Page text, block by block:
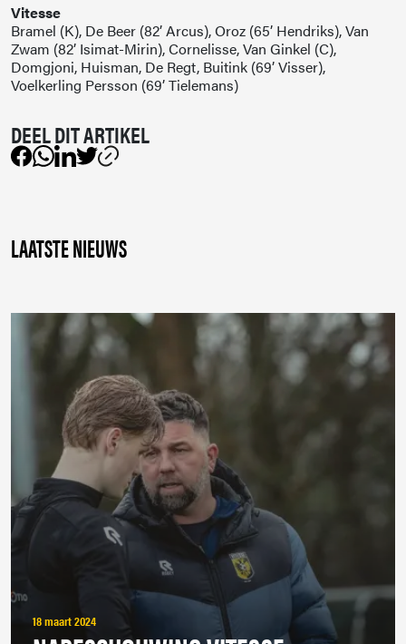
Vitesse
Bramel (K), De Beer (82’ Arcus), Oroz (65’ Hendriks), Van
Zwam (82’ Isimat-Mirin), Cornelisse, Van Ginkel (C),
Domgjoni, Huisman, De Regt, Buitink (69’ Visser),
Voelkerling Persson (69’ Tielemans)
LAATSTE NIEUWS
18 maart 2024